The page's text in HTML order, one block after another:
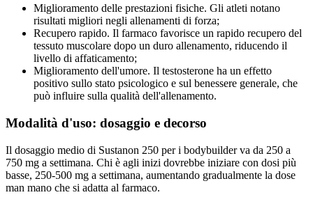
Miglioramento delle prestazioni fisiche. Gli atleti notano
risultati migliori negli allenamenti di forza;
Recupero rapido. Il farmaco favorisce un rapido recupero del
tessuto muscolare dopo un duro allenamento, riducendo il
livello di affaticamento;
Miglioramento dell'umore. Il testosterone ha un effetto
positivo sullo stato psicologico e sul benessere generale, che
può influire sulla qualità dell'allenamento.
Modalità d'uso: dosaggio e decorso
Il dosaggio medio di Sustanon 250 per i bodybuilder va da 250 a
750 mg a settimana. Chi è agli inizi dovrebbe iniziare con dosi più
basse, 250-500 mg a settimana, aumentando gradualmente la dose
man mano che si adatta al farmaco.